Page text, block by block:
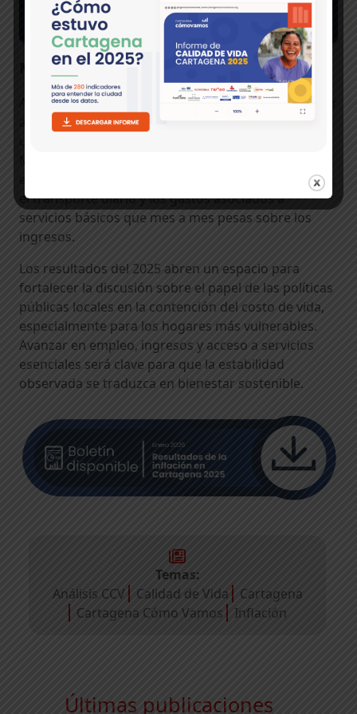
Más allá de las cifras
Aunque Cartagena cerro el año una inflación inferior
al promedio nacional, el costo de vida sigue siendo
en decisiones cotidianas como el costo del mercado,
el transporte diario y los gastos asociados a
servicios básicos que mes a mes pesas sobre los
ingresos.
Los resultados del 2025 abren un espacio para
fortalecer la discusión sobre el papel de las políticas
públicas locales en la contención del costo de vida,
especialmente para los hogares más vulnerables.
Avanzar en empleo, ingresos y acceso a servicios
esenciales será clave para que la estabilidad
observada se traduzca en bienestar sostenible.
Temas:
Análisis CCV
Calidad de Vida
Cartagena
Cartagena Cómo Vamos
Inflación
Últimas publicaciones